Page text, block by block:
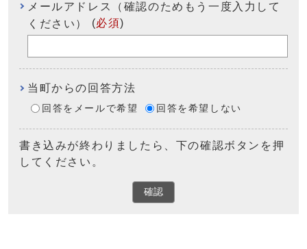
メールアドレス（確認のためもう一度入力して
ください）
(必須)
当町からの回答方法
回答をメールで希望 回答を希望しない
書き込みが終わりましたら、下の確認ボタンを押
してください。
確認